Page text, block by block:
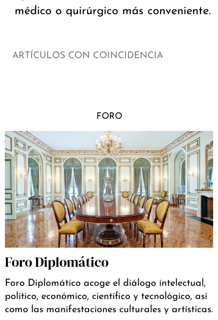
médico o quirúrgico más conveniente.
ARTÍCULOS CON COINCIDENCIA
FORO
Foro Diplomático
Foro Diplomático acoge el diálogo intelectual,
político, económico, científico y tecnológico, así
como las manifestaciones culturales y artísticas.